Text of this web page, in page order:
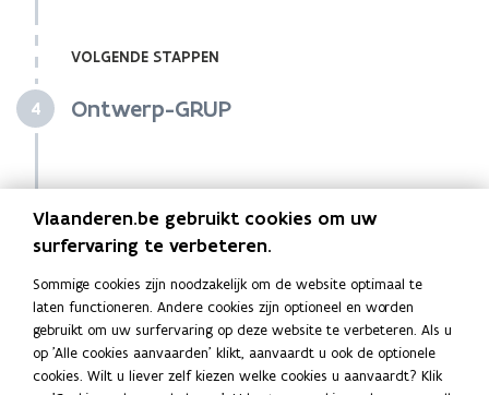
VOLGENDE STAPPEN
Stap
4 Ontwerp-GRUP
Stap
5 GRUP
Vlaanderen.be gebruikt cookies om uw
surfervaring te verbeteren.
Sommige cookies zijn noodzakelijk om de website optimaal te
laten functioneren. Andere cookies zijn optioneel en worden
gebruikt om uw surfervaring op deze website te verbeteren. Als u
op 'Alle cookies aanvaarden' klikt, aanvaardt u ook de optionele
cookies. Wilt u liever zelf kiezen welke cookies u aanvaardt? Klik